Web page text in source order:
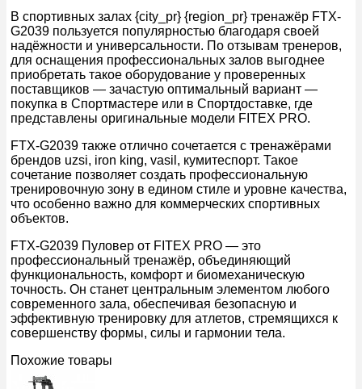
В спортивных залах {city_pr} {region_pr} тренажёр FTX-
G2039 пользуется популярностью благодаря своей
надёжности и универсальности. По отзывам тренеров,
для оснащения профессиональных залов выгоднее
приобретать такое оборудование у проверенных
поставщиков — зачастую оптимальный вариант —
покупка в Спортмастере или в Спортдоставке, где
представлены оригинальные модели FITEX PRO.
FTX-G2039 также отлично сочетается с тренажёрами
брендов uzsi, iron king, vasil, кумитеспорт. Такое
сочетание позволяет создать профессиональную
тренировочную зону в едином стиле и уровне качества,
что особенно важно для коммерческих спортивных
объектов.
FTX-G2039 Пуловер от FITEX PRO — это
профессиональный тренажёр, объединяющий
функциональность, комфорт и биомеханическую
точность. Он станет центральным элементом любого
современного зала, обеспечивая безопасную и
эффективную тренировку для атлетов, стремящихся к
совершенству формы, силы и гармонии тела.
Похожие товары